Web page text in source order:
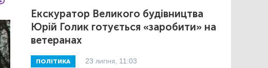
Екскуратор Великого будівництва
Юрій Голик готується «заробити» на
ветеранах
ПОЛІТИКА 23 липня, 11:03